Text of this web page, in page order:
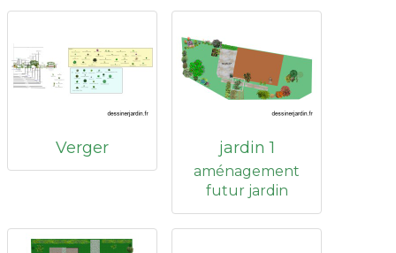
Verger jardin 1
aménagement
futur jardin